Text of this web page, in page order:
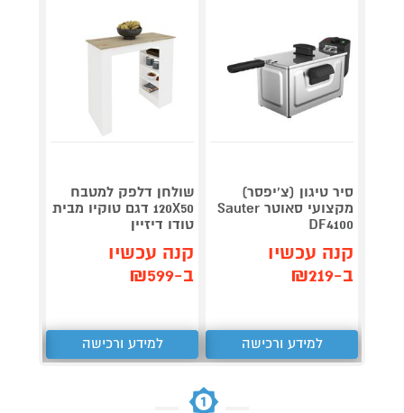
סיר טיגון (צ'יפסר)
מקצועי סאוטר Sauter
DF4100
קנה עכשיו
ב-₪219
למידע ורכישה
שולחן דלפק למטבח
120X50 דגם טוקיו מבית
טודו דיזיין
קנה עכשיו
ב-₪599
למידע ורכישה